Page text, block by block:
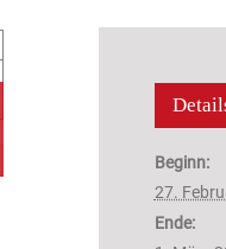
Beginn:
27.
Ende: